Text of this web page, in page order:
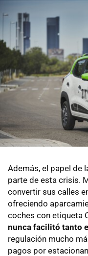
Además, el papel de
parte de esta crisis.
convertir sus calles
ofreciendo
coches con etiqueta
nunca facilitó tanto
regulación mucho
pagos por